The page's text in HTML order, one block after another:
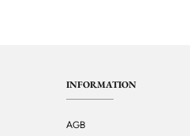
INFORMATION
AGB